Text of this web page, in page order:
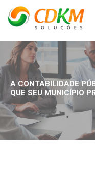
A CONTABILIDADE
QUE SEU MUNICÍPIO